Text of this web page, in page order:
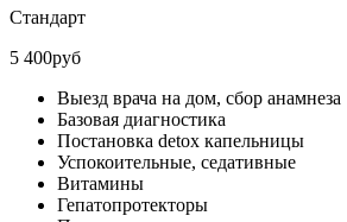
Стандарт
5 400руб
Выезд врача на дом, сбор анамнеза
Базовая диагностика
Постановка detox капельницы
Успокоительные, седативные
Витамины
Гепатопротекторы